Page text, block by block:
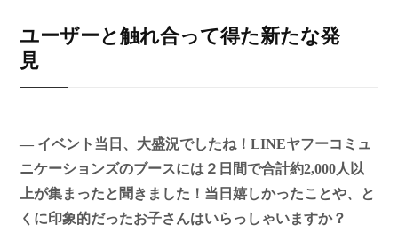
ユーザーと触れ合って得た新たな発
見
― イベント当日、大盛況でしたね！LINEヤフーコミュ
ニケーションズのブースには２日間で合計約2,000人以
上が集まったと聞きました！当日嬉しかったことや、と
くに印象的だったお子さんはいらっしゃいますか？